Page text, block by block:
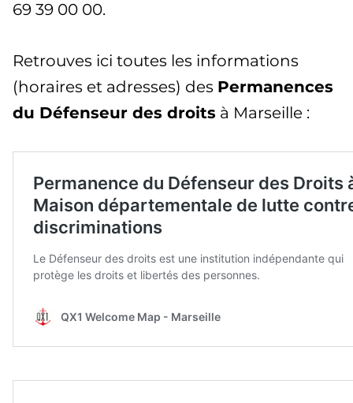
69 39 00 00.
Retrouves ici toutes les informations
(horaires et adresses) des Permanences
du Défenseur des droits à Marseille :